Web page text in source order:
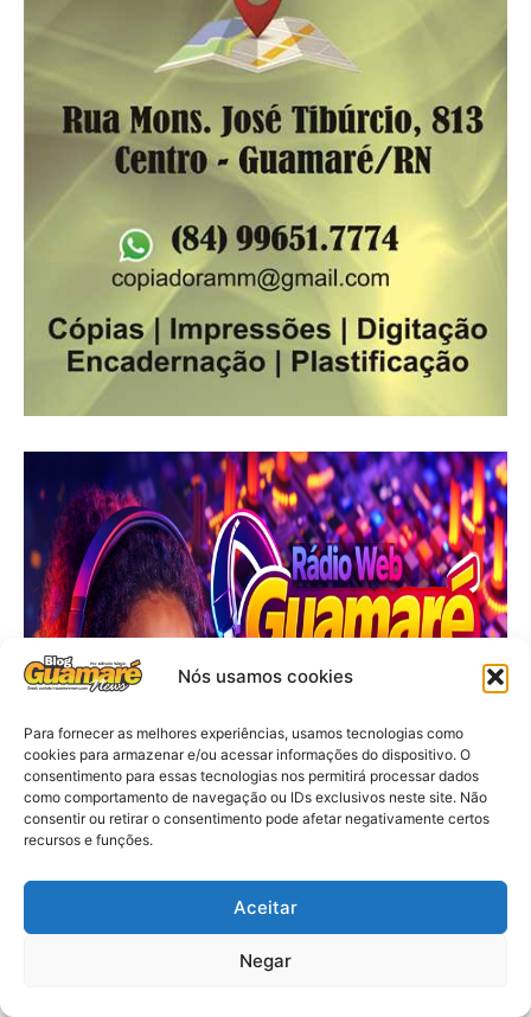
Nós usamos cookies
Para fornecer as melhores experiências, usamos tecnologias como
cookies para armazenar e/ou acessar informações do dispositivo. O
consentimento para essas tecnologias nos permitirá processar dados
como comportamento de navegação ou IDs exclusivos neste site. Não
consentir ou retirar o consentimento pode afetar negativamente certos
recursos e funções.
Aceitar
Negar